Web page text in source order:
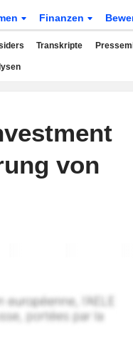
Finanzen
Transkripte
von